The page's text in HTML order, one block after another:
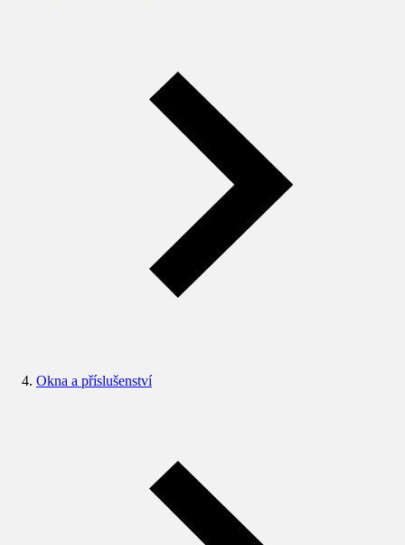
Okna a příslušenství